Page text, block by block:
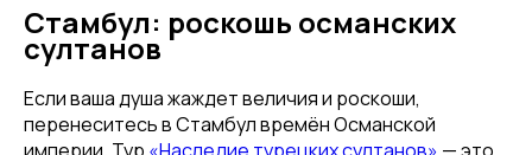
Стамбул: роскошь османских
султанов
Если ваша душа жаждет величия и роскоши,
перенеситесь в Стамбул времён Османской